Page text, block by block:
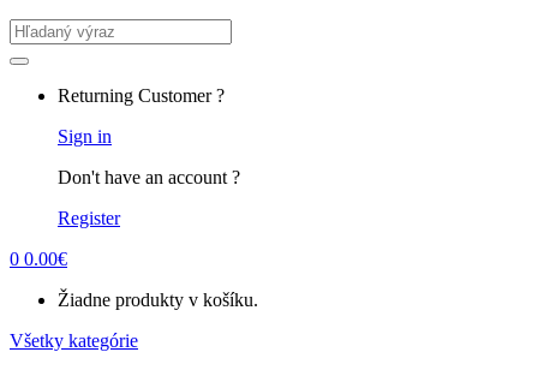
Search
for:
Returning Customer ?
Sign in
Don't have an account ?
Register
0 0.00€
Žiadne produkty v košíku.
Všetky kategórie